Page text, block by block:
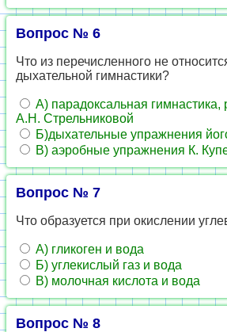
Вопрос № 6
Что из перечисленного не
дыхательной гимнастики?
А) парадоксальная гимнастика,
А.Н. Стрельниковой
Б)дыхательные упражнения
В) аэробные упражнения К.
Вопрос № 7
Что образуется при окислении
А) гликоген и вода
Б) углекислый газ и вода
В) молочная кислота и вода
Вопрос № 8